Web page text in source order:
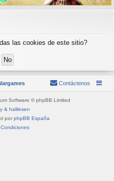
ar rsc
las cookies de este sitio?
Contáctenos
Software © phpBB Limited
& halilesen
por phpBB España
Condiciones